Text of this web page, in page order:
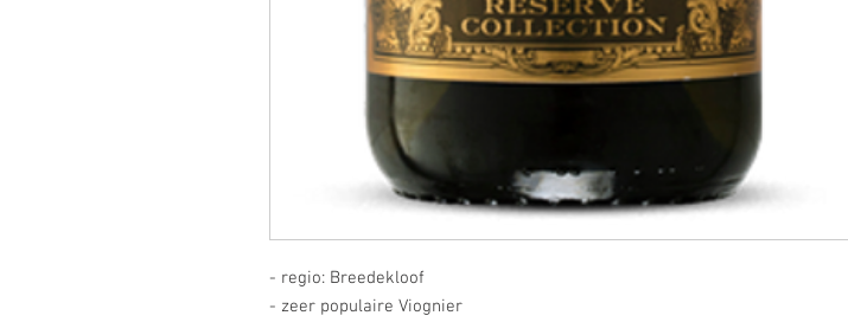
- regio: Breedekloof
- zeer populaire Viognier